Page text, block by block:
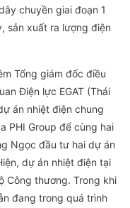
chuyền giai đoạn 1
sản xuất ra lượng điện
Tổng giám đốc điều
Điện lực EGAT (Thái
án nhiệt điện chung
PHI Group để cùng hai
Ngọc đầu tư hai dự án
dự án nhiệt điện tại
Công thương. Trong khi
đang trong quá trình